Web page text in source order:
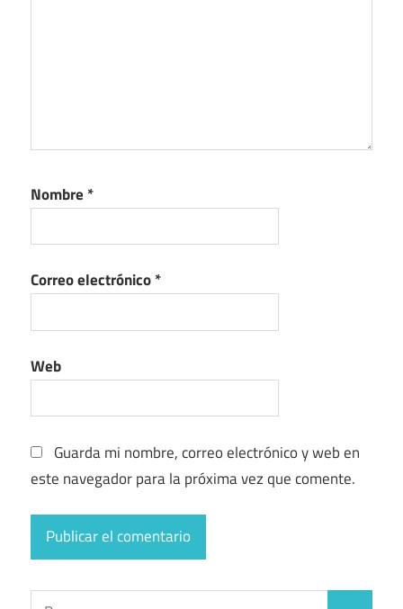
Nombre *
Correo electrónico*
Web
Guarda mi nombre, correo electrónico y web en
este navegador para la próxima vez que comente.
Buscar: